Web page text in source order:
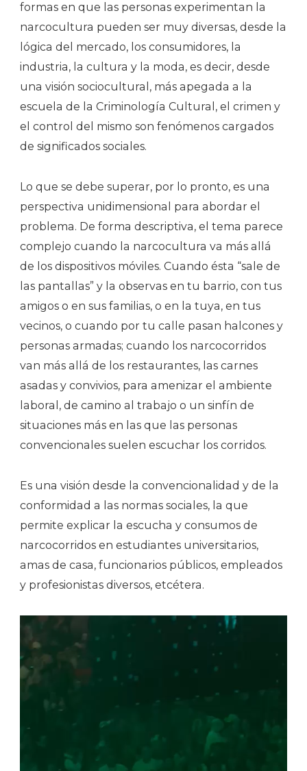
formas en que las personas experimentan la
narcocultura pueden ser muy diversas, desde la
lógica del mercado, los consumidores, la
industria, la cultura y la moda, es decir, desde
una visión sociocultural, más apegada a la
escuela de la Criminología Cultural, el crimen y
el control del mismo son fenómenos cargados
de significados sociales.
Lo que se debe superar, por lo pronto, es una
perspectiva unidimensional para abordar el
problema. De forma descriptiva, el tema parece
complejo cuando la narcocultura va más allá
de los dispositivos móviles. Cuando ésta “sale de
las pantallas” y la observas en tu barrio, con tus
amigos o en sus familias, o en la tuya, en tus
vecinos, o cuando por tu calle pasan halcones y
personas armadas; cuando los narcocorridos
van más allá de los restaurantes, las carnes
asadas y convivios, para amenizar el ambiente
laboral, de camino al trabajo o un sinfín de
situaciones más en las que las personas
convencionales suelen escuchar los corridos.
Es una visión desde la convencionalidad y de la
conformidad a las normas sociales, la que
permite explicar la escucha y consumos de
narcocorridos en estudiantes universitarios,
amas de casa, funcionarios públicos, empleados
y profesionistas diversos, etcétera.
Reproductor
de
vídeo